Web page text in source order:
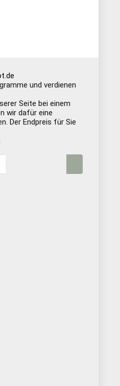
und verdienen
Seite bei einem
wir dafür eine
Der Endpreis für Sie